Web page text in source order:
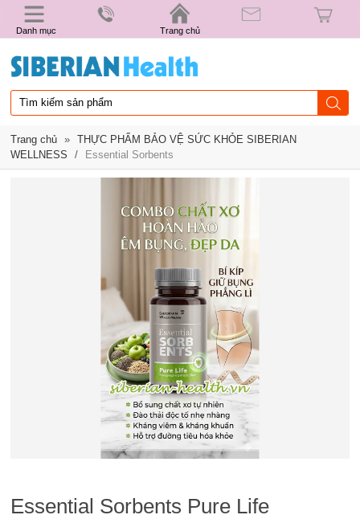
Danh mục Trang chủ
Trang chủ »
THỰC PHẨM BẢO VỆ SỨC KHỎE SIBERIAN
WELLNESS
/ Essential Sorbents
Essential Sorbents Pure Life